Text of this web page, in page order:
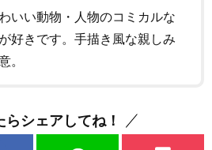
いい動物・人物のコミカルな
好きです。手描き風な親しみ
。
らシェアしてね！